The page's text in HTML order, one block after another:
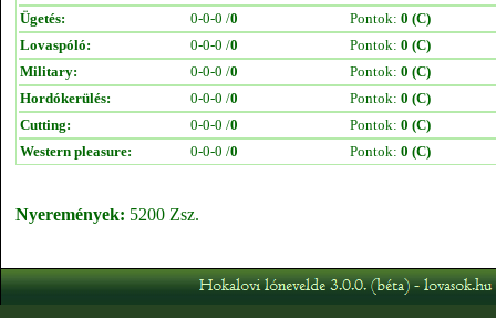
Ügetés:
0-0-0 /0 Pontok: 0 (C)
Lovaspóló:
0-0-0 /0 Pontok: 0 (C)
Military:
0-0-0 /0 Pontok: 0 (C)
Hordókerülés:
0-0-0 /0 Pontok: 0 (C)
Cutting:
0-0-0 /0 Pontok: 0 (C)
Western pleasure:
0-0-0 /0 Pontok: 0 (C)
Nyeremények: 5200 Zsz.